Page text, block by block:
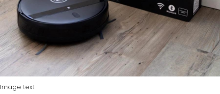
Image text